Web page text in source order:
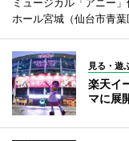
ホール宮城（仙台市青葉
見る・遊
楽天イ
マに展